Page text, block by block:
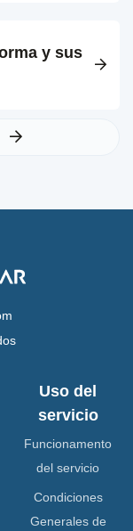
y sus
Uso del
servicio
Funcionamento
del servicio
Condiciones
Generales de